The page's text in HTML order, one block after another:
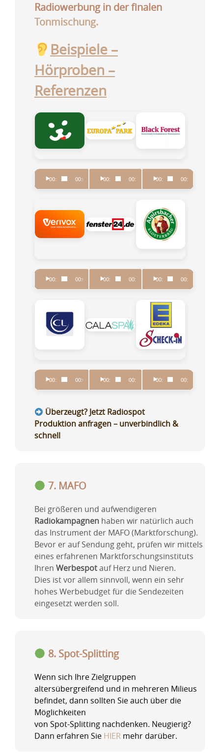
Radiowerbung in der finalen
Tonmischung.
Beispiele –
Hörproben –
Referenzen
Audio-
Player
00:00 00:00
Audio-
Player
00:00 00:00
Audio-
Player
00:00 00:00
Audio-
Player
00:00 00:00
Audio-
Player
00:00 00:00
Audio-
Player
00:00 00:00
Audio-
Player
00:00 00:00
Audio-
Player
00:00 00:00
Audio-
Player
00:00 00:00
Überzeugt? Jetzt Radiospot
Produktion anfragen – unverbindlich &
schnell
7. MAFO
Bei größeren und aufwendigeren
Radiokampagnenhaben wir natürlich auch
das Instrument der MAFO (Marktforschung).
Bevor er auf Sendung geht, prüfen wir mittels
eines erfahrenen Marktforschungsinstituts
Ihren Werbespotauf Herz und Nieren.
Dies ist vor allem sinnvoll, wenn ein sehr
hohes Werbebudget für die Sendezeiten
eingesetzt werden soll.
8. Spot-Splitting
Wenn sich Ihre Zielgruppen
altersübergreifend und in mehreren Milieus
befindet, dann sollten Sie auch über die
Möglichkeiten
von Spot-Splitting nachdenken. Neugierig?
Dann erfahren Sie HIER mehrdarüber.